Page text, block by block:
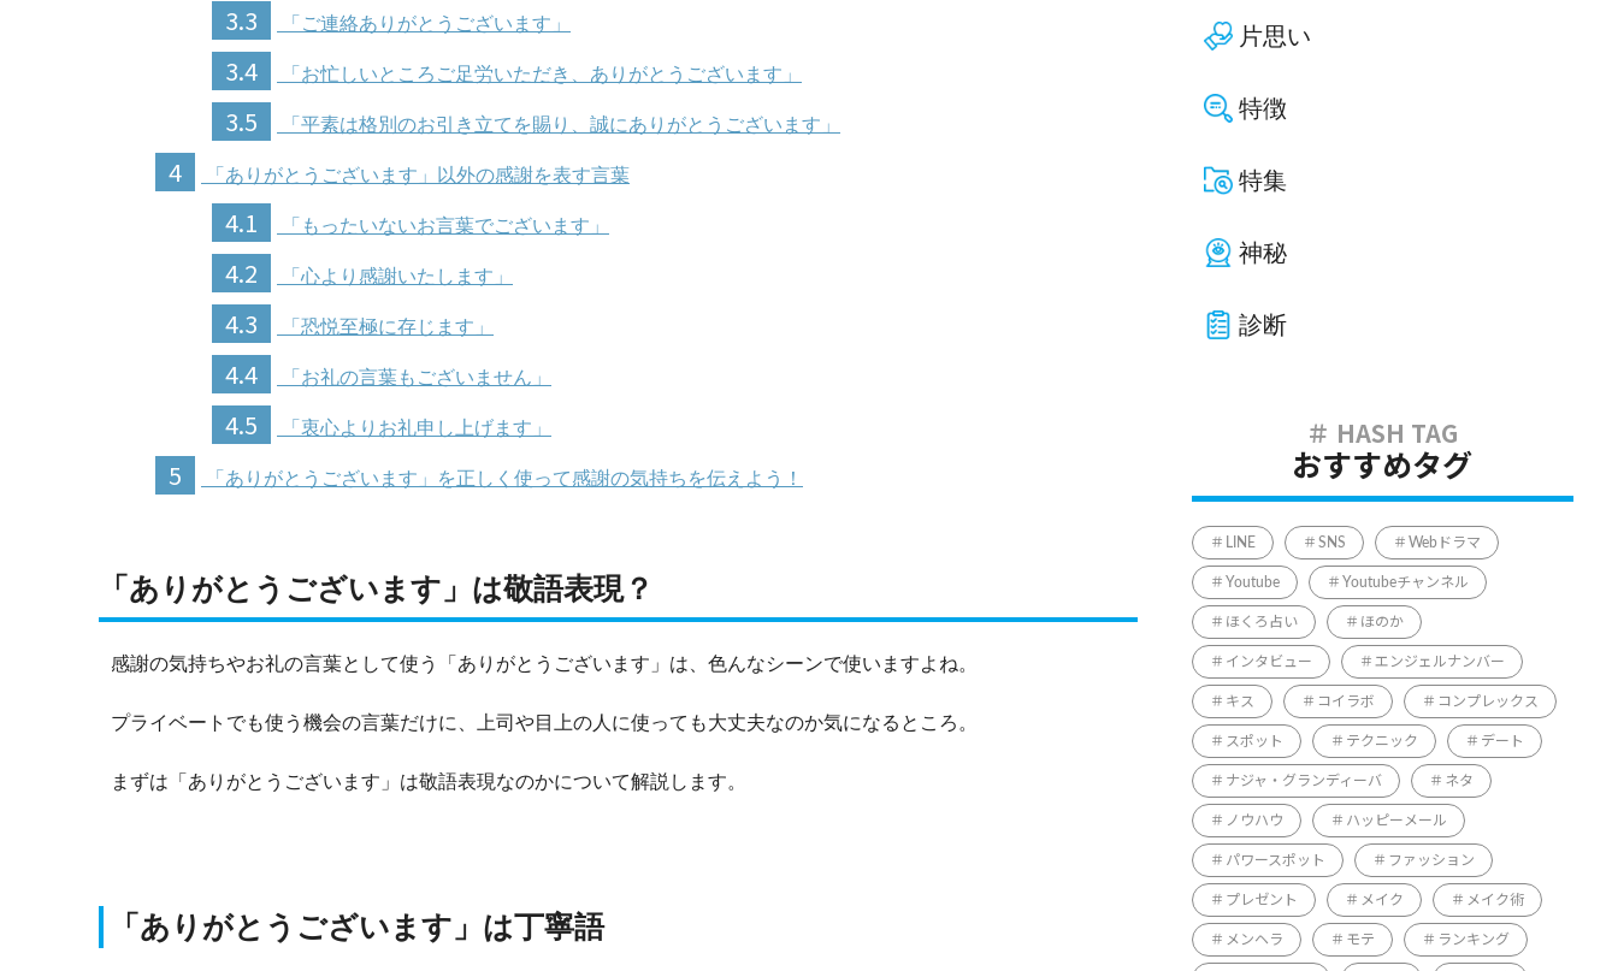
3.3 「ご連絡ありがとうございます」
3.4 「お忙しいところご足労いただき、ありがとうございます」
3.5 「平素は格別のお引き立てを賜り、誠にありがとうございます」
4 「ありがとうございます」以外の感謝を表す言葉
4.1 「もったいないお言葉でございます」
4.2 「心より感謝いたします」
4.3 「恐悦至極に存じます」
4.4 「お礼の言葉もございません」
4.5 「衷心よりお礼申し上げます」
5 「ありがとうございます」を正しく使って感謝の気持ちを伝えよう！
「ありがとうございます」は敬語表現？
感謝の気持ちやお礼の言葉として使う「ありがとうございます」は、色んなシーンで使いますよね。
プライベートでも使う機会の言葉だけに、上司や目上の人に使っても大丈夫なのか気になるところ。
まずは「ありがとうございます」は敬語表現なのかについて解説します。
「ありがとうございます」は丁寧語
片思い
特徴
特集
神秘
診断
おすすめタグ
LINE SNS Webドラマ
Youtube Youtubeチャンネル
ほくろ占い ほのか
インタビュー エンジェルナンバー
キス コイラボ コンプレックス
スポット テクニック デート
ナジャ・グランディーバ ネタ
ノウハウ ハッピーメール
パワースポット ファッション
プレゼント メイク メイク術
メンヘラ モテ ランキング